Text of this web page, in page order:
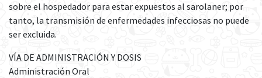
sobre el hospedador para estar expuestos al sarolaner; por
tanto, la transmisión de enfermedades infecciosas no puede
ser excluida.
VÍA DE ADMINISTRACIÓN Y DOSIS
Administración Oral